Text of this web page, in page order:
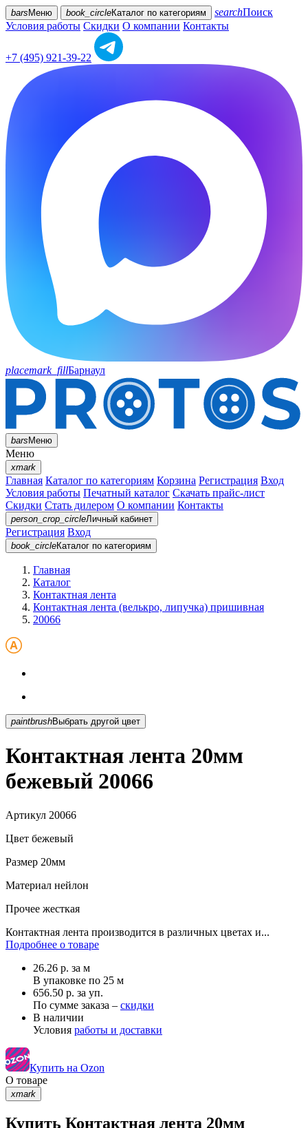
bars Меню book_circleКаталог по категориям searchПоиск
Условия работы Скидки О компании Контакты
+7 (495) 921-39-22
placemark_fillБарнаул
barsМеню
Меню
xmark
Главная Каталог по категориям Корзина Регистрация Вход
Условия работы Печатный каталог Скачать прайс-лист
Скидки Стать дилером О компании Контакты
person_crop_circleЛичный кабинет
Регистрация Вход
book_circleКаталог по категориям
Главная
Каталог
Контактная лента
Контактная лента (велькро, липучка) пришивная
20066
paintbrush Выбрать другой цвет
Контактная лента 20мм
бежевый 20066
Артикул 20066
Цвет бежевый
Размер 20мм
Материал нейлон
Прочее жесткая
Контактная лента производится в различных цветах и...
Подробнее о товаре
26.26 р. за м
В упаковке по 25 м
656.50 р. за уп.
По сумме заказа – скидки
В наличии
Условия работы и доставки
Купить на Ozon
О товаре
xmark
Купить Контактная лента 20мм